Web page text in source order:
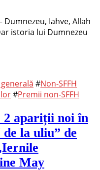
Iahve, Allah
istoria lui Dumnezeu
#Non-SFFH
#Premii non-SFFH
2 apariții noi în
la uliu” de
May